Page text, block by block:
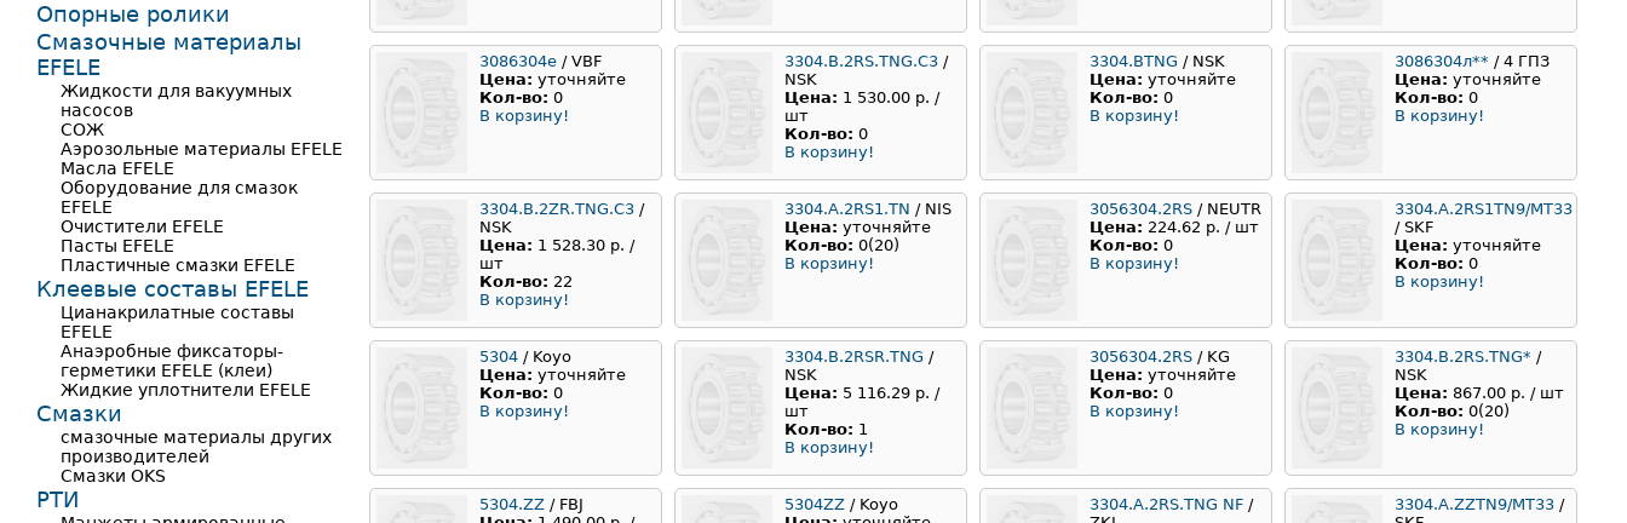
3086304е / VBF
Цена: уточняйте
Кол-во: 0
В корзину!
3304.B.2RS.TNG.C3 /
NSK
Цена: 1 530.00 р. /
шт
Кол-во: 0
В корзину!
3304.BTNG / NSK
Цена: уточняйте
Кол-во: 0
В корзину!
3086304л** / 4 ГПЗ
Цена: уточняйте
Кол-во: 0
В корзину!
3304.B.2ZR.TNG.C3 /
NSK
Цена: 1 528.30 р. /
шт
Кол-во: 22
В корзину!
3304.A.2RS1.TN / NIS
Цена: уточняйте
Кол-во: 0(20)
В корзину!
3056304.2RS / NEUTR
Цена: 224.62 р. / шт
Кол-во: 0
В корзину!
3304.A.2RS1TN9/MT33
/ SKF
Цена: уточняйте
Кол-во: 0
В корзину!
5304 / Koyo
Цена: уточняйте
Кол-во: 0
В корзину!
3304.B.2RSR.TNG /
NSK
Цена: 5 116.29 р. /
шт
Кол-во: 1
В корзину!
3056304.2RS / KG
Цена: уточняйте
Кол-во: 0
В корзину!
3304.B.2RS.TNG* /
NSK
Цена: 867.00 р. / шт
Кол-во: 0(20)
В корзину!
5304.ZZ / FBJ
5304ZZ / Koyo
3304.A.2RS.TNG NF /
3304.A.ZZTN9/MT33 /
Опорные ролики
Смазочные материалы
EFELE
Жидкости для вакуумных
насосов
СОЖ
Аэрозольные материалы EFELE
Масла EFELE
Оборудование для смазок
EFELE
Очистители EFELE
Пасты EFELE
Пластичные смазки EFELE
Клеевые составы EFELE
Цианакрилатные составы
EFELE
Анаэробные фиксаторы-
герметики EFELE (клеи)
Жидкие уплотнители EFELE
Смазки
смазочные материалы других
производителей
Смазки OKS
РТИ